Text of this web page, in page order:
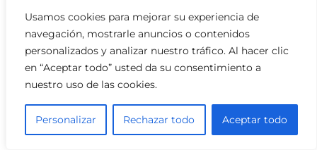
Usamos cookies para mejorar su experiencia de
navegación, mostrarle anuncios o contenidos
personalizados y analizar nuestro tráfico. Al hacer clic
en “Aceptar todo” usted da su consentimiento a
nuestro uso de las cookies.
Personalizar Rechazar todo Aceptar todo
Licorerías en Edmond